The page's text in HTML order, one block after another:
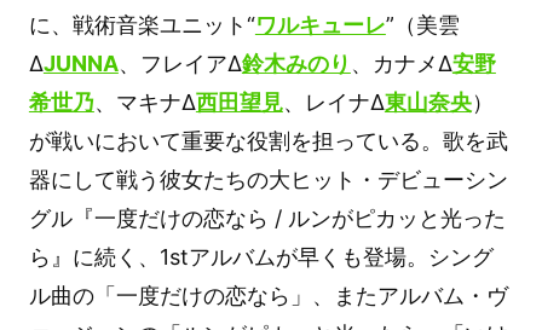
に、戦術音楽ユニット“ワルキューレ”（美雲
ΔJUNNA、フレイアΔ鈴木みのり 、カナメΔ安野
希世乃、マキナΔ西田望見、レイナΔ東山奈央）
が戦いにおいて重要な役割を担っている。歌を武
器にして戦う彼女たちの大ヒット・デビューシン
グル『一度だけの恋なら / ルンがピカッと光った
ら』に続く、1stアルバムが早くも登場。シング
ル曲の「一度だけの恋なら」、またアルバム・ヴ